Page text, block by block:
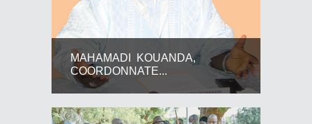
MAHAMADI KOUANDA,
COORDONNATE...